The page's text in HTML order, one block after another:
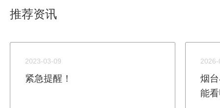
推荐资讯
2023-03-09
紧急提醒！
烟
能